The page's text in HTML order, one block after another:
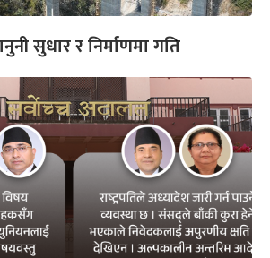
सुधार र निर्माणमा गति